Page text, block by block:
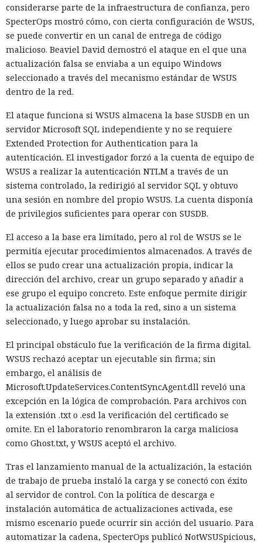
considerarse parte de la infraestructura de confianza, pero
SpecterOps mostró cómo, con cierta configuración de WSUS,
se puede convertir en un canal de entrega de código
malicioso. Beaviel David demostró el ataque en el que una
actualización falsa se enviaba a un equipo Windows
seleccionado a través del mecanismo estándar de WSUS
dentro de la red.
El ataque funciona si WSUS almacena la base SUSDB en un
servidor Microsoft SQL independiente y no se requiere
Extended Protection for Authentication para la
autenticación. El investigador forzó a la cuenta de equipo de
WSUS a realizar la autenticación NTLM a través de un
sistema controlado, la redirigió al servidor SQL y obtuvo
una sesión en nombre del propio WSUS. La cuenta disponía
de privilegios suficientes para operar con SUSDB.
El acceso a la base era limitado, pero al rol de WSUS se le
permitía ejecutar procedimientos almacenados. A través de
ellos se pudo crear una actualización propia, indicar la
dirección del archivo, crear un grupo separado y añadir a
ese grupo el equipo concreto. Este enfoque permite dirigir
la actualización falsa no a toda la red, sino a un sistema
seleccionado, y luego aprobar su instalación.
El principal obstáculo fue la verificación de la firma digital.
WSUS rechazó aceptar un ejecutable sin firma; sin
embargo, el análisis de
Microsoft.UpdateServices.ContentSyncAgent.dll reveló una
excepción en la lógica de comprobación. Para archivos con
la extensión .txt o .esd la verificación del certificado se
omite. En el laboratorio renombraron la carga maliciosa
como Ghost.txt, y WSUS aceptó el archivo.
Tras el lanzamiento manual de la actualización, la estación
de trabajo de prueba instaló la carga y se conectó con éxito
al servidor de control. Con la política de descarga e
instalación automática de actualizaciones activada, ese
mismo escenario puede ocurrir sin acción del usuario. Para
automatizar la cadena, SpecterOps publicó NotWSUSpicious,